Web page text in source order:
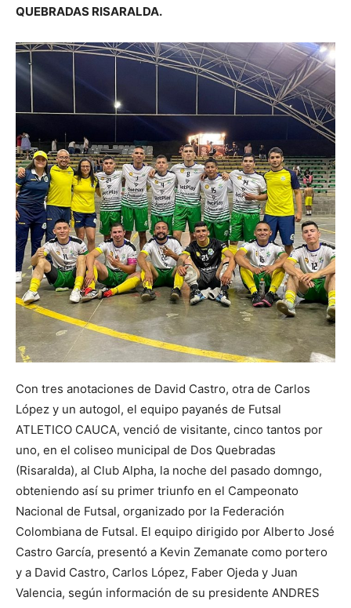
QUEBRADAS RISARALDA.
Con tres anotaciones de David Castro, otra de Carlos
López y un autogol, el equipo payanés de Futsal
ATLETICO CAUCA, venció de visitante, cinco tantos por
uno, en el coliseo municipal de Dos Quebradas
(Risaralda), al Club Alpha, la noche del pasado domngo,
obteniendo así su primer triunfo en el Campeonato
Nacional de Futsal, organizado por la Federación
Colombiana de Futsal. El equipo dirigido por Alberto José
Castro García, presentó a Kevin Zemanate como portero
y a David Castro, Carlos López, Faber Ojeda y Juan
Valencia, según información de su presidente ANDRES